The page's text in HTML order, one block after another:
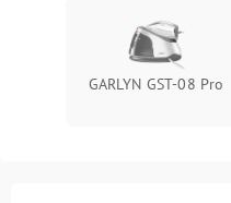
GARLYN GST-08 Pro